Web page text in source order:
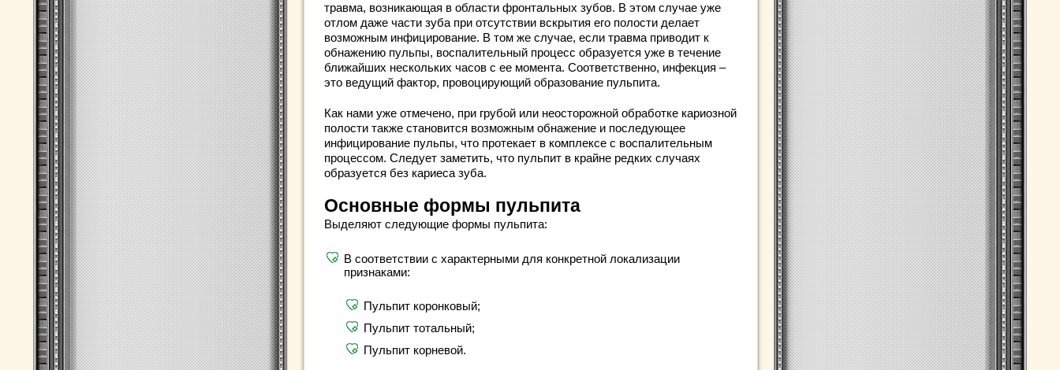
травма, возникающая в области фронтальных зубов. В этом случае уже
отлом даже части зуба при отсутствии вскрытия его полости делает
возможным инфицирование. В том же случае, если травма приводит к
обнажению пульпы, воспалительный процесс образуется уже в течение
ближайших нескольких часов с ее момента. Соответственно, инфекция –
это ведущий фактор, провоцирующий образование пульпита.
Как нами уже отмечено, при грубой или неосторожной обработке кариозной
полости также становится возможным обнажение и последующее
инфицирование пульпы, что протекает в комплексе с воспалительным
процессом. Следует заметить, что пульпит в крайне редких случаях
образуется без кариеса зуба.
Основные формы пульпита
Выделяют следующие формы пульпита:
В соответствии с характерными для конкретной локализации
признаками:
Пульпит коронковый;
Пульпит тотальный;
Пульпит корневой.